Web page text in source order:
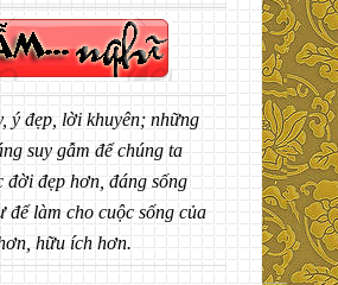
ý đẹp, lời khuyên; những
suy gẫm để chúng ta
đời đẹp hơn, đáng sống
để làm cho cuộc sống của
hữu ích hơn.